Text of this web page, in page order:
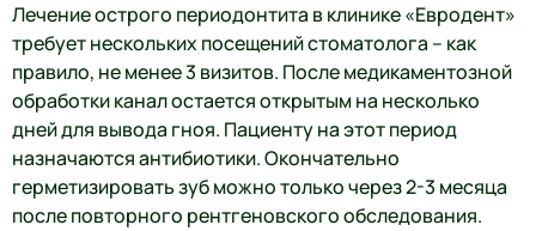
Лечение острого периодонтита в клинике «Евродент»
требует нескольких посещений стоматолога – как
правило, не менее 3 визитов. После медикаментозной
обработки канал остается открытым на несколько
дней для вывода гноя. Пациенту на этот период
назначаются антибиотики. Окончательно
герметизировать зуб можно только через 2-3 месяца
после повторного рентгеновского обследования.